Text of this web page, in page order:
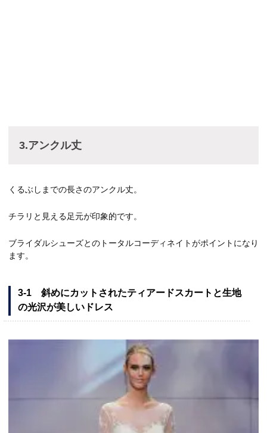
3.アンクル丈
くるぶしまでの長さのアンクル丈。
チラリと見える足元が印象的です。
ブライダルシューズとのトータルコーディネイトがポイントになり
ます。
3-1 斜めにカットされたティアードスカートと生地
の光沢が美しいドレス